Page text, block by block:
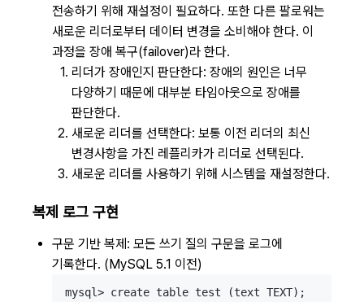
전송하기 위해 재설정이 필요하다. 또한 다른 팔로워는
새로운 리더로부터 데이터 변경을 소비해야 한다. 이
과정을 장애 복구(failover)라 한다.
리더가 장애인지 판단한다: 장애의 원인은 너무
다양하기 때문에 대부분 타임아웃으로 장애를
판단한다.
새로운 리더를 선택한다: 보통 이전 리더의 최신
변경사항을 가진 레플리카가 리더로 선택된다.
새로운 리더를 사용하기 위해 시스템을 재설정한다.
복제 로그 구현
구문 기반 복제: 모든 쓰기 질의 구문을 로그에
기록한다. (MySQL 5.1 이전)
mysql> create table test (text TEXT);